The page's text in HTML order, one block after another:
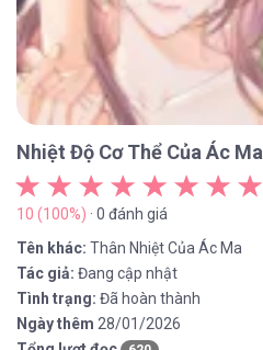
Nhiệt Độ Cơ Thể Của Ác Ma
10 (100%) · 0 đánh giá
Tên khác: Thân Nhiệt Của Ác Ma
Tác giả: Đang cập nhật
Tình trạng: Đã hoàn thành
Ngày thêm 28/01/2026